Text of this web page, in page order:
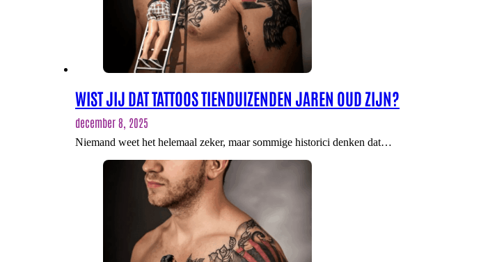
WIST JIJ DAT TATTOOS TIENDUIZENDEN JAREN OUD ZIJN?
december 8, 2025
Niemand weet het helemaal zeker, maar sommige historici denken dat…